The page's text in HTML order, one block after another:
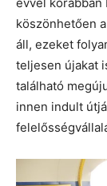
köszönhetően
áll, ezeket
teljesen újakat
található
innen indult